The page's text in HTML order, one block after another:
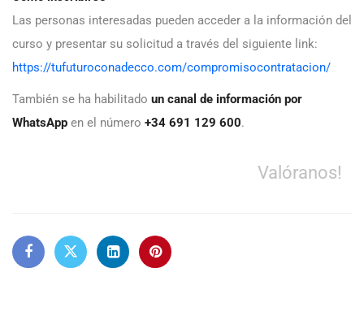
Las personas interesadas pueden acceder a la información del
curso y presentar su solicitud a través del siguiente link:
https://tufuturoconadecco.com/compromisocontratacion/
También se ha habilitado un canal de información por
WhatsApp en el número +34 691 129 600.
Valóranos!